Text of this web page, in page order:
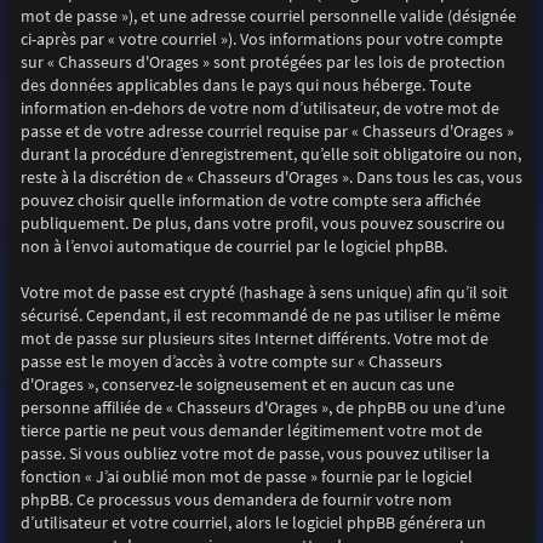
mot de passe »), et une adresse courriel personnelle valide (désignée
ci-après par « votre courriel »). Vos informations pour votre compte
sur « Chasseurs d'Orages » sont protégées par les lois de protection
des données applicables dans le pays qui nous héberge. Toute
information en-dehors de votre nom d’utilisateur, de votre mot de
passe et de votre adresse courriel requise par « Chasseurs d'Orages »
durant la procédure d’enregistrement, qu’elle soit obligatoire ou non,
reste à la discrétion de « Chasseurs d'Orages ». Dans tous les cas, vous
pouvez choisir quelle information de votre compte sera affichée
publiquement. De plus, dans votre profil, vous pouvez souscrire ou
non à l’envoi automatique de courriel par le logiciel phpBB.
Votre mot de passe est crypté (hashage à sens unique) afin qu’il soit
sécurisé. Cependant, il est recommandé de ne pas utiliser le même
mot de passe sur plusieurs sites Internet différents. Votre mot de
passe est le moyen d’accès à votre compte sur « Chasseurs
d'Orages », conservez-le soigneusement et en aucun cas une
personne affiliée de « Chasseurs d'Orages », de phpBB ou une d’une
tierce partie ne peut vous demander légitimement votre mot de
passe. Si vous oubliez votre mot de passe, vous pouvez utiliser la
fonction « J’ai oublié mon mot de passe » fournie par le logiciel
phpBB. Ce processus vous demandera de fournir votre nom
d’utilisateur et votre courriel, alors le logiciel phpBB générera un